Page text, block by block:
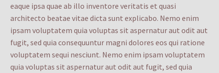
eaque ipsa quae ab illo inventore veritatis et quasi
architecto beatae vitae dicta sunt explicabo. Nemo enim
ipsam voluptatem quia voluptas sit aspernatur aut odit aut
fugit, sed quia consequuntur magni dolores eos qui ratione
voluptatem sequi nesciunt. Nemo enim ipsam voluptatem
quia voluptas sit aspernatur aut odit aut fugit, sed quia